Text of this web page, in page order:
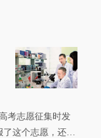
考志愿征集时发
这个志愿，还真